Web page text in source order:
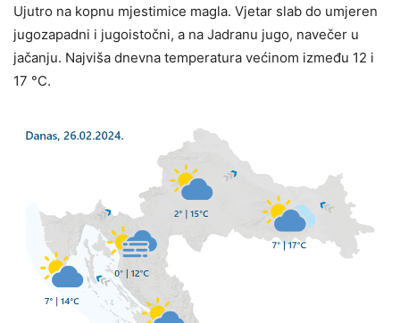
Ujutro na kopnu mjestimice magla. Vjetar slab do umjeren
jugozapadni i jugoistočni, a na Jadranu jugo, navečer u
jačanju. Najviša dnevna temperatura većinom između 12 i
17 °C.